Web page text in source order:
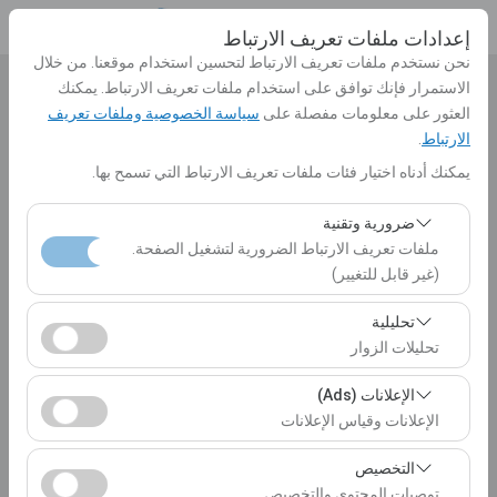
إعدادات ملفات تعريف الارتباط
نحن نستخدم ملفات تعريف الارتباط لتحسين استخدام موقعنا. من خلال
الاستمرار فإنك توافق على استخدام ملفات تعريف الارتباط. يمكنك
العثور على معلومات مفصلة على سياسة الخصوصية وملفات تعريف
الارتباط
يمكنك أدناه اختيار فئات ملفات تعريف الارتباط التي تسمح بها.
ضرورية وتقنية
ملفات تعريف الارتباط الضرورية لتشغيل الصفحة.
(غير قابل للتغيير)
تعد ملفات تعريف الارتباط هذه ضرورية لعمل الموقع بشكل
صحيح، والأمان، وإدارة الجلسات، والوظائف الأساسية. لا يمكن
تعطيلها.
تحليلية
تحليلات الزوار
تتيح لنا ملفات تعريف الارتباط هذه تحليل كيفية استخدام موقعنا
(عدد الزوار، الصفحات الأكثر زيارة، سلوك المستخدمين).
تُستخدم هذه البيانات لقياس أداء الموقع وتحسين تجربة
المستخدم بشكل مستمر.
الإعلانات (Ads)
الإعلانات وقياس الإعلانات
تتيح لنا ملفات تعريف الارتباط هذه عرض إعلانات مخصصة
تتناسب مع اهتماماتك وقياس فعالية حملاتنا الإعلانية (عدد مرات
التخصيص
بيك اب الموقع
الرجاء الاختيار
تحديد موقع مختلف الانزال
تاريخ الالتقاط والوقت
10:00
تاريخ العودة والوقت